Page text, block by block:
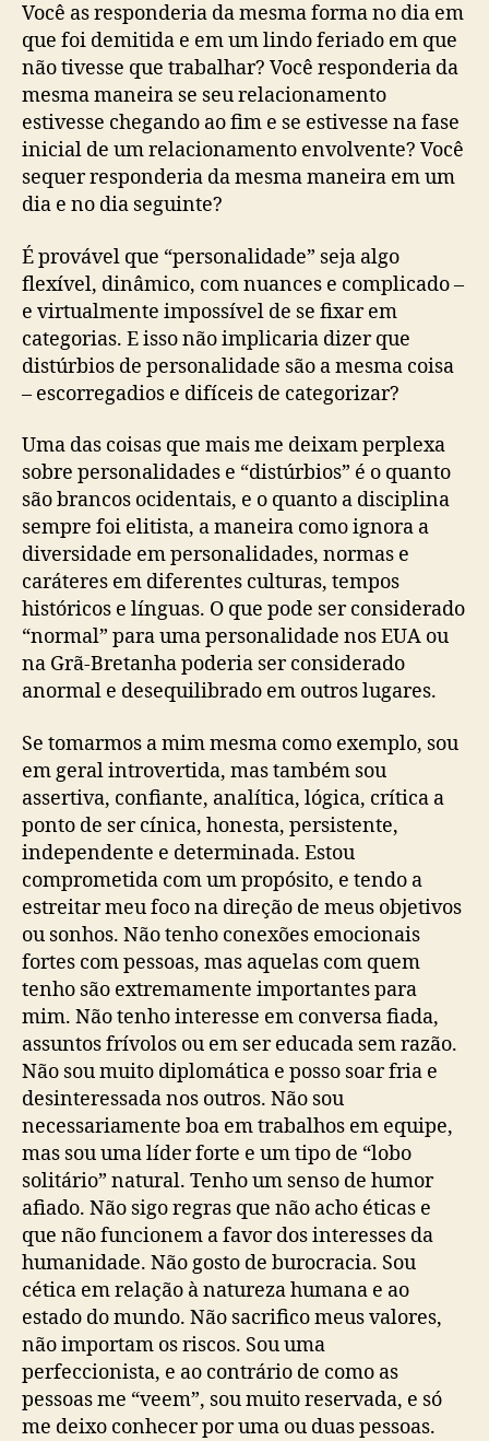
Você as responderia da mesma forma no dia em
que foi demitida e em um lindo feriado em que
não tivesse que trabalhar? Você responderia da
mesma maneira se seu relacionamento
estivesse chegando ao fim e se estivesse na fase
inicial de um relacionamento envolvente? Você
sequer responderia da mesma maneira em um
dia e no dia seguinte?
É provável que “personalidade” seja algo
flexível, dinâmico, com nuances e complicado –
e virtualmente impossível de se fixar em
categorias. E isso não implicaria dizer que
distúrbios de personalidade são a mesma coisa
– escorregadios e difíceis de categorizar?
Uma das coisas que mais me deixam perplexa
sobre personalidades e “distúrbios” é o quanto
são brancos ocidentais, e o quanto a disciplina
sempre foi elitista, a maneira como ignora a
diversidade em personalidades, normas e
caráteres em diferentes culturas, tempos
históricos e línguas. O que pode ser considerado
“normal” para uma personalidade nos EUA ou
na Grã-Bretanha poderia ser considerado
anormal e desequilibrado em outros lugares.
Se tomarmos a mim mesma como exemplo, sou
em geral introvertida, mas também sou
assertiva, confiante, analítica, lógica, crítica a
ponto de ser cínica, honesta, persistente,
independente e determinada. Estou
comprometida com um propósito, e tendo a
estreitar meu foco na direção de meus objetivos
ou sonhos. Não tenho conexões emocionais
fortes com pessoas, mas aquelas com quem
tenho são extremamente importantes para
mim. Não tenho interesse em conversa fiada,
assuntos frívolos ou em ser educada sem razão.
Não sou muito diplomática e posso soar fria e
desinteressada nos outros. Não sou
necessariamente boa em trabalhos em equipe,
mas sou uma líder forte e um tipo de “lobo
solitário” natural. Tenho um senso de humor
afiado. Não sigo regras que não acho éticas e
que não funcionem a favor dos interesses da
humanidade. Não gosto de burocracia. Sou
cética em relação à natureza humana e ao
estado do mundo. Não sacrifico meus valores,
não importam os riscos. Sou uma
perfeccionista, e ao contrário de como as
pessoas me “veem”, sou muito reservada, e só
me deixo conhecer por uma ou duas pessoas.